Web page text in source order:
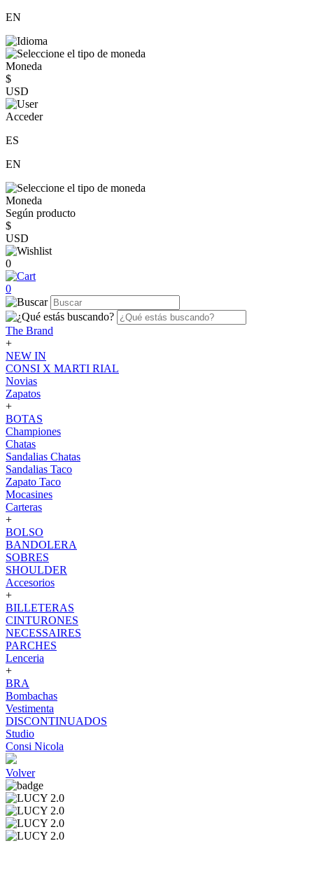
EN
Moneda
$
USD
Acceder
ES
EN
Moneda
Según producto
$
USD
0
0
The Brand
+
NEW IN
CONSI X MARTI RIAL
Novias
Zapatos
+
BOTAS
Championes
Chatas
Sandalias Chatas
Sandalias Taco
Zapato Taco
Mocasines
Carteras
+
BOLSO
BANDOLERA
SOBRES
SHOULDER
Accesorios
+
BILLETERAS
CINTURONES
NECESSAIRES
PARCHES
Lenceria
+
BRA
Bombachas
Vestimenta
DISCONTINUADOS
Studio
Consi Nicola
Volver